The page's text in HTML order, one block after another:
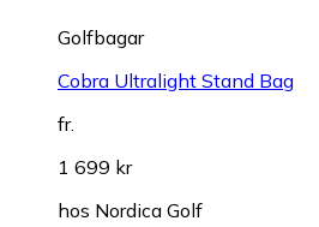
Golfbagar
Cobra Ultralight Stand Bag
fr.
1 699 kr
hos Nordica Golf